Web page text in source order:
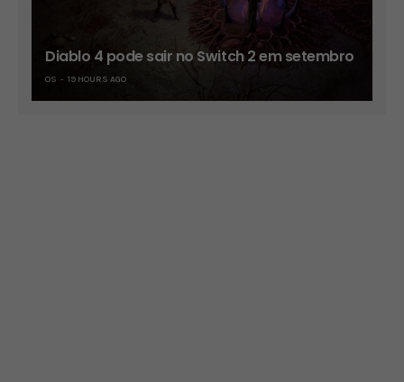
Diablo 4 pode sair no Switch 2 em setembro
OS 19 HOURS AGO